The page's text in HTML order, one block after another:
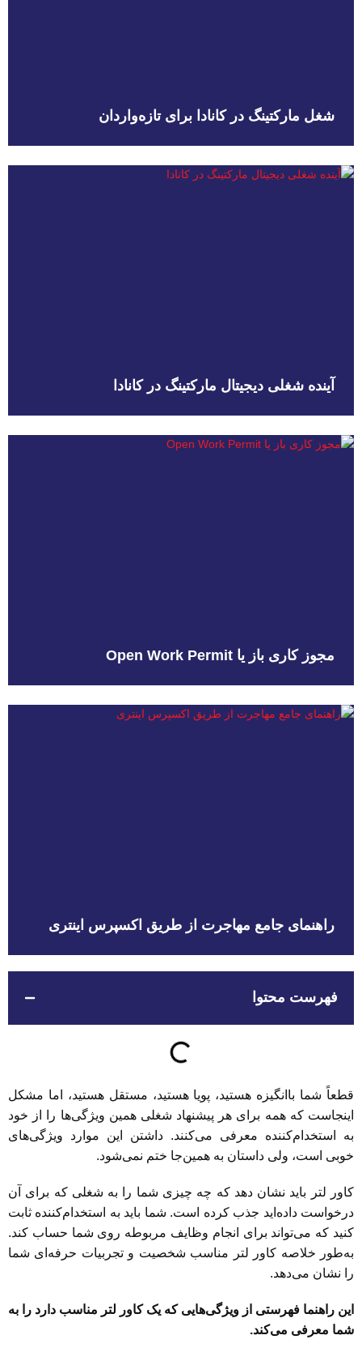
شغل مارکتینگ در کانادا برای تازه‌واردان
آینده شغلی دیجیتال مارکتینگ در کانادا
مجوز کاری باز یا Open Work Permit
راهنمای جامع مهاجرت از طریق اکسپرس اینتری
فهرست محتوا
قطعاً شما باانگیزه هستید، پویا هستید، مستقل هستید، اما مشکل
اینجاست که همه برای هر پیشنهاد شغلی همین ویژگی‌ها را از خود
به استخدام‌کننده معرفی می‌کنند. داشتن این موارد ویژگی‌های
خوبی است، ولی داستان به همین‌جا ختم نمی‌شود.
کاور لتر باید نشان دهد که چه چیزی شما را به شغلی که برای آن
درخواست داده‌اید جذب کرده است. شما باید به استخدام‌کننده ثابت
کنید که می‌تواند برای انجام وظایف مربوطه روی شما حساب کند.
به‌طور خلاصه کاور لتر مناسب شخصیت و تجربیات حرفه‌ای شما
را نشان می‌دهد.
این راهنما فهرستی از ویژگی‌هایی که یک کاور لتر مناسب دارد را به
شما معرفی می‌کند.